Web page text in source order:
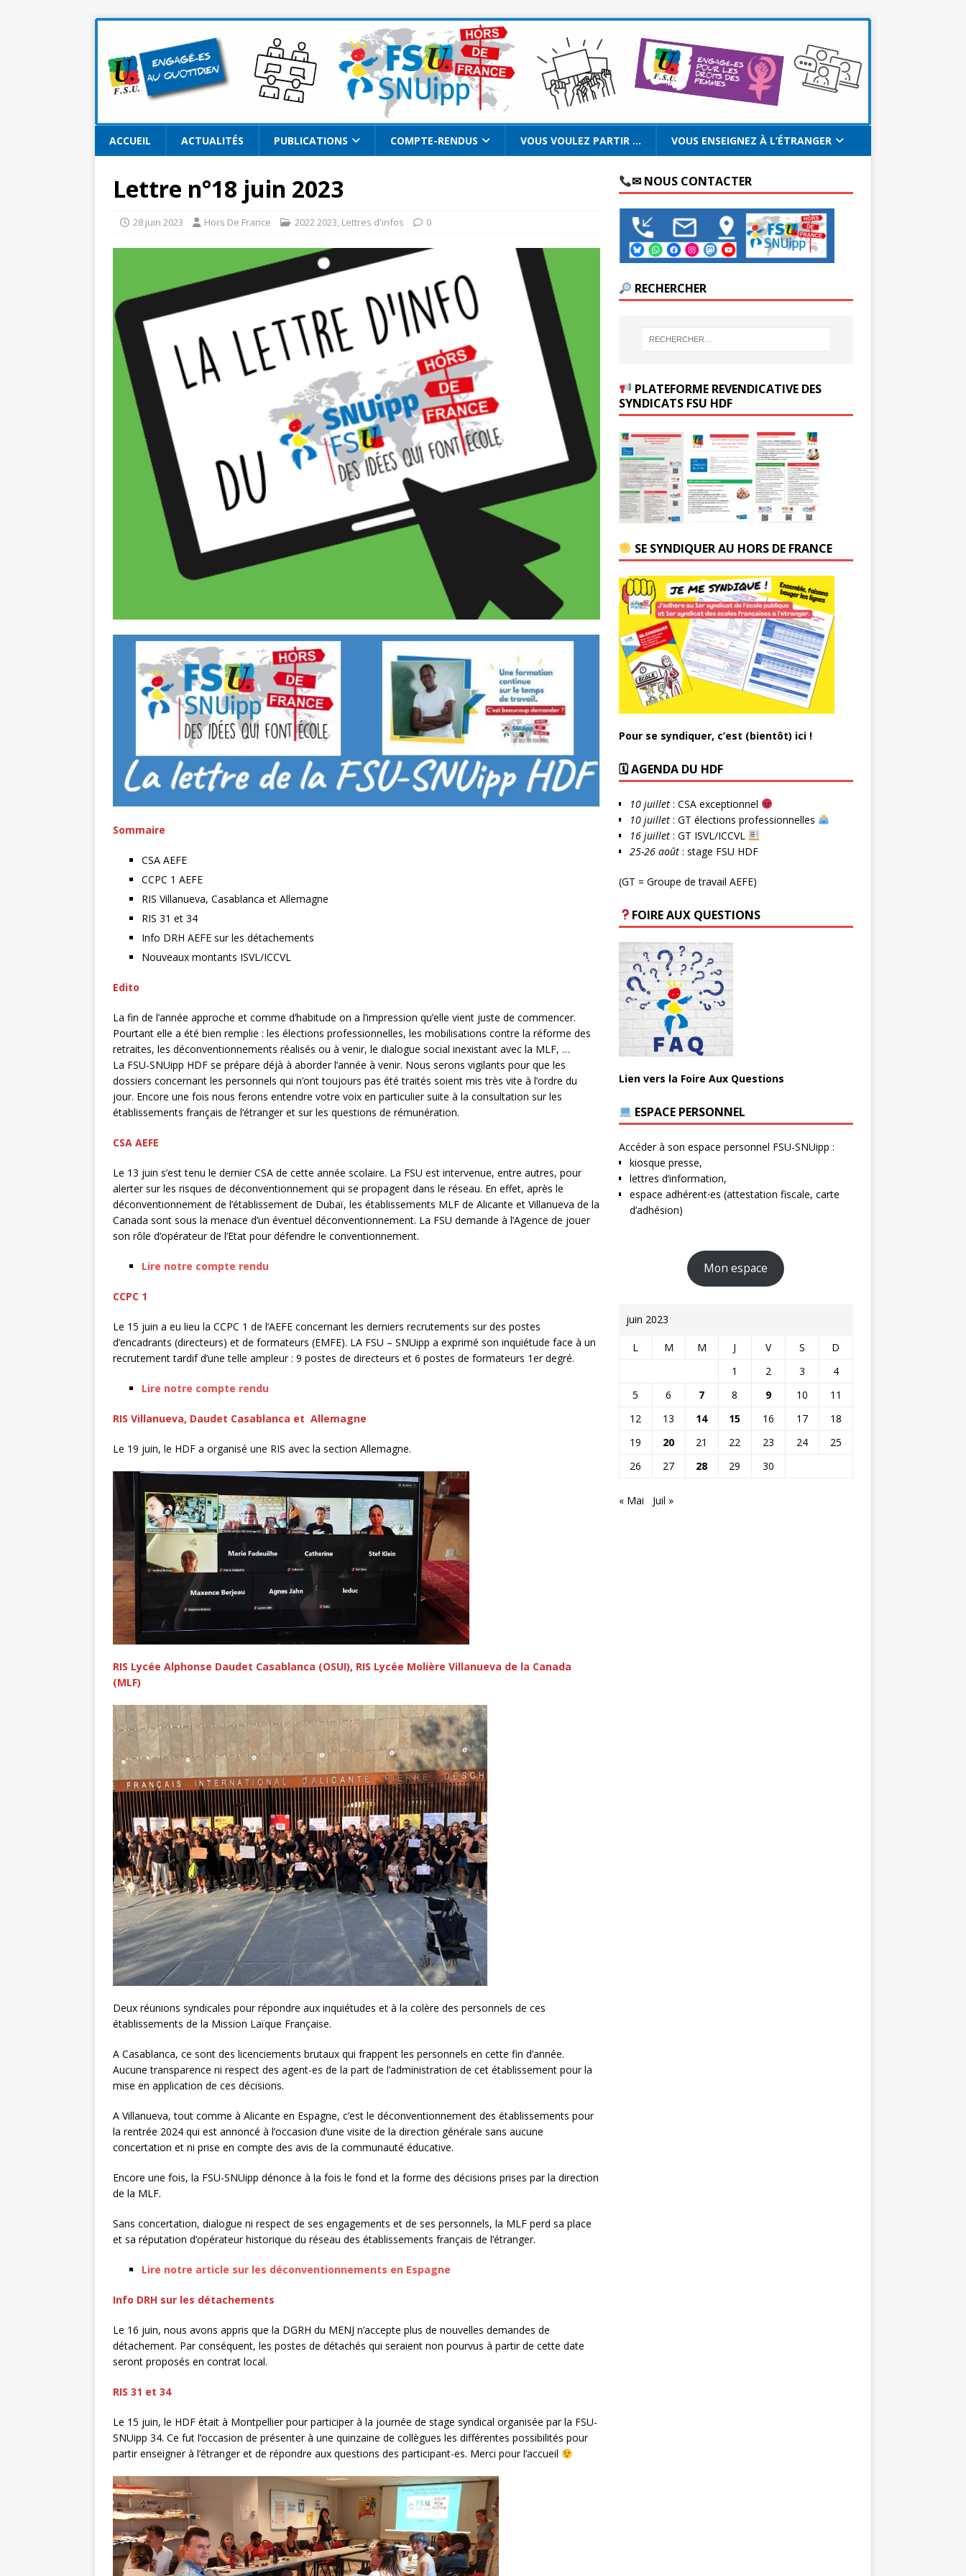
ACCUEIL ACTUALITÉS PUBLICATIONS COMPTE-RENDUS VOUS VOULEZ PARTIR … VOUS ENSEIGNEZ À L’ÉTRANGER
Lettre n°18 juin 2023
28 juin 2023 Hors De France 2022 2023, Lettres d'infos 0
Sommaire
CSA AEFE
CCPC 1 AEFE
RIS Villanueva, Casablanca et Allemagne
RIS 31 et 34
Info DRH AEFE sur les détachements
Nouveaux montants ISVL/ICCVL
Edito
La fin de l’année approche et comme d’habitude on a l’impression qu’elle vient juste de commencer.
Pourtant elle a été bien remplie : les élections professionnelles, les mobilisations contre la réforme des
retraites, les déconventionnements réalisés ou à venir, le dialogue social inexistant avec la MLF, …
La FSU-SNUipp HDF se prépare déjà à aborder l’année à venir. Nous serons vigilants pour que les
dossiers concernant les personnels qui n’ont toujours pas été traités soient mis très vite à l’ordre du
jour. Encore une fois nous ferons entendre votre voix en particulier suite à la consultation sur les
établissements français de l’étranger et sur les questions de rémunération.
CSA AEFE
Le 13 juin s’est tenu le dernier CSA de cette année scolaire. La FSU est intervenue, entre autres, pour
alerter sur les risques de déconventionnement qui se propagent dans le réseau. En effet, après le
déconventionnement de l’établissement de Dubaï, les établissements MLF de Alicante et Villanueva de la
Canada sont sous la menace d’un éventuel déconventionnement. La FSU demande à l’Agence de jouer
son rôle d’opérateur de l’Etat pour défendre le conventionnement.
Lire notre compte rendu
CCPC 1
Le 15 juin a eu lieu la CCPC 1 de l’AEFE concernant les derniers recrutements sur des postes
d’encadrants (directeurs) et de formateurs (EMFE). LA FSU – SNUipp a exprimé son inquiétude face à un
recrutement tardif d’une telle ampleur : 9 postes de directeurs et 6 postes de formateurs 1er degré.
Lire notre compte rendu
RIS Villanueva, Daudet Casablanca et Allemagne
Le 19 juin, le HDF a organisé une RIS avec la section Allemagne.
RIS Lycée Alphonse Daudet Casablanca (OSUI), RIS Lycée Molière Villanueva de la Canada
(MLF)
Deux réunions syndicales pour répondre aux inquiétudes et à la colère des personnels de ces
établissements de la Mission Laïque Française.
A Casablanca, ce sont des licenciements brutaux qui frappent les personnels en cette fin d’année.
Aucune transparence ni respect des agent-es de la part de l’administration de cet établissement pour la
mise en application de ces décisions.
A Villanueva, tout comme à Alicante en Espagne, c’est le déconventionnement des établissements pour
la rentrée 2024 qui est annoncé à l’occasion d’une visite de la direction générale sans aucune
concertation et ni prise en compte des avis de la communauté éducative.
Encore une fois, la FSU-SNUipp dénonce à la fois le fond et la forme des décisions prises par la direction
de la MLF.
Sans concertation, dialogue ni respect de ses engagements et de ses personnels, la MLF perd sa place
et sa réputation d’opérateur historique du réseau des établissements français de l’étranger.
Lire notre article sur les déconventionnements en Espagne
Info DRH sur les détachements
Le 16 juin, nous avons appris que la DGRH du MENJ n’accepte plus de nouvelles demandes de
détachement. Par conséquent, les postes de détachés qui seraient non pourvus à partir de cette date
seront proposés en contrat local.
RIS 31 et 34
Le 15 juin, le HDF était à Montpellier pour participer à la journée de stage syndical organisée par la FSU-
SNUipp 34. Ce fut l’occasion de présenter à une quinzaine de collègues les différentes possibilités pour
partir enseigner à l’étranger et de répondre aux questions des participant-es. Merci pour l’accueil
✉ NOUS CONTACTER
RECHERCHER
PLATEFORME REVENDICATIVE DES
SYNDICATS FSU HDF
SE SYNDIQUER AU HORS DE FRANCE
Pour se syndiquer, c’est (bientôt) ici !
🗓 AGENDA DU HDF
10 juillet: CSA exceptionnel
10 juillet: GT élections professionnelles
16 juillet: GT ISVL/ICCVL
25-26 août: stage FSU HDF
(GT = Groupe de travail AEFE)
FOIRE AUX QUESTIONS
Lien vers la Foire Aux Questions
ESPACE PERSONNEL
Accéder à son espace personnel FSU-SNUipp :
kiosque presse,
lettres d’information,
espace adhérent⋅es (attestation fiscale, carte
d’adhésion)
Mon espace
juin 2023
L M M J V S
D
1
2 3
4
5
6 7 8 9 10
11
12
13 14 15 16 17
18
19
20 21 22 23 24
25
26
27 28 29 30
« Mai Juil »